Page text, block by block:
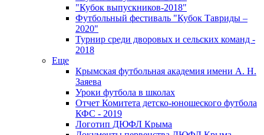
"Кубок выпускников-2018"
Футбольный фестиваль "Кубок Тавриды –
2020"
Турнир среди дворовых и сельских команд -
2018
Еще
Крымская футбольная академия имени А. Н.
Заяева
Уроки футбола в школах
Отчет Комитета детско-юношеского футбола
КФС - 2019
Логотип ДЮФЛ Крыма